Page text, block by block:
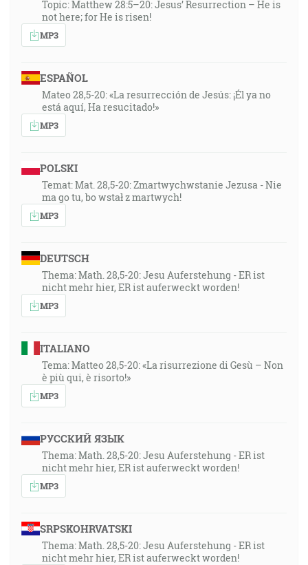
Topic: Matthew 28:5–20: Jesus’ Resurrection – He is
not here; for He is risen!
MP3
ESPAÑOL
Mateo 28,5-20: «La resurrección de Jesús: ¡Él ya no
está aquí, Ha resucitado!»
MP3
POLSKI
Temat: Mat. 28,5-20: Zmartwychwstanie Jezusa - Nie
ma go tu, bo wstał z martwych!
MP3
DEUTSCH
Thema: Math. 28,5-20: Jesu Auferstehung - ER ist
nicht mehr hier, ER ist auferweckt worden!
MP3
ITALIANO
Tema: Matteo 28,5-20: «La risurrezione di Gesù – Non
è più qui, è risorto!»
MP3
РУССКИЙ ЯЗЫК
Thema: Math. 28,5-20: Jesu Auferstehung - ER ist
nicht mehr hier, ER ist auferweckt worden!
MP3
SRPSKOHRVATSKI
Thema: Math. 28,5-20: Jesu Auferstehung - ER ist
nicht mehr hier, ER ist auferweckt worden!